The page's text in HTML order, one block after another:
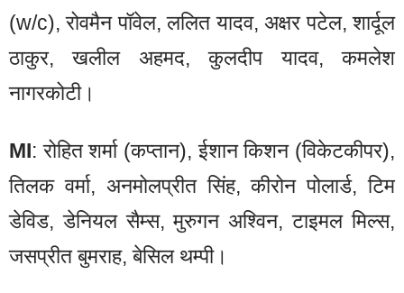
(w/c), रोवमैन पॉवेल, ललित यादव, अक्षर पटेल, शार्दूल
ठाकुर, खलील अहमद, कुलदीप यादव, कमलेश
नागरकोटी।
MI: रोहित शर्मा (कप्तान), ईशान किशन (विकेटकीपर),
तिलक वर्मा, अनमोलप्रीत सिंह, कीरोन पोलार्ड, टिम
डेविड, डेनियल सैम्स, मुरुगन अश्विन, टाइमल मिल्स,
जसप्रीत बुमराह, बेसिल थम्पी।